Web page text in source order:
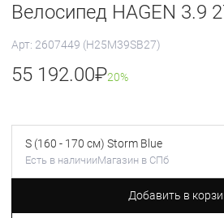
Велосипед HAGEN 3.9
Арт: 2607449 (H25M39SB27)
55 192.00₽20%
S (160 - 170 см) Storm Blue
Есть в наличииМагазин в СПб
Добавить в